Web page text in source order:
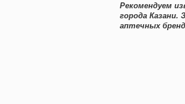
Рекомендуем
города Казани.
аптечных